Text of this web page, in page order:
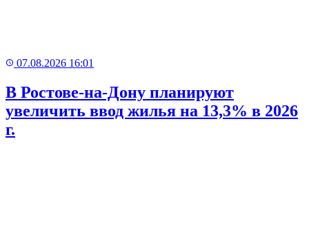
07.08.2026 16:01
В Ростове-на-Дону планируют
увеличить ввод жилья на 13,3% в 2026
г.